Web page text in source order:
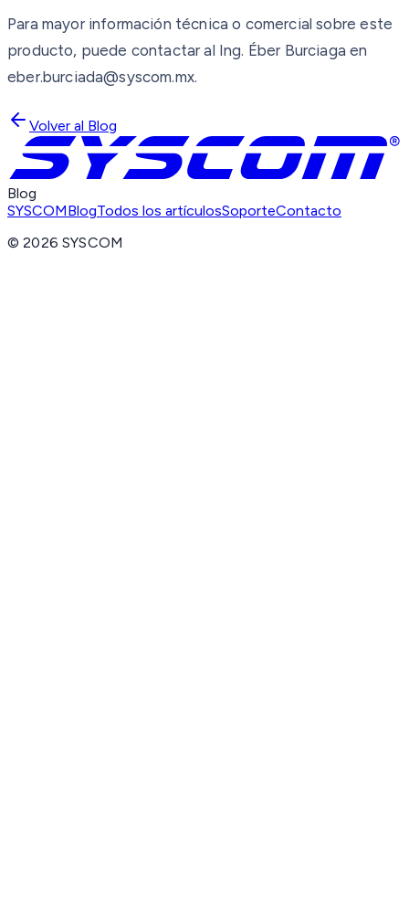
Para mayor información técnica o comercial sobre este
producto, puede contactar al Ing. Éber Burciaga en
eber.burciada@syscom.mx.
Volver al Blog
Blog
SYSCOMBlogTodos los artículosSoporteContacto
©2026 SYSCOM